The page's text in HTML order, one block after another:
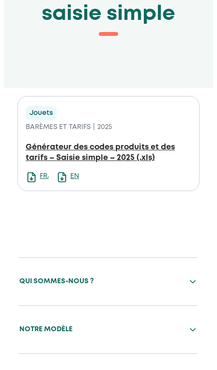
saisie simple
Jouets
BARÈMES ET TARIFS 2025
Générateur des codes produits et des
tarifs – Saisie simple – 2025 (.xls)
FRANCAISENGLISH
QUI SOMMES-NOUS ?
NOTRE MODÈLE